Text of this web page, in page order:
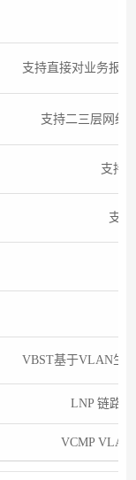
支持直接对业务报
支持二三层网络
支持
支
VBST基于VLAN生
LNP 链路
VCMP VLAN